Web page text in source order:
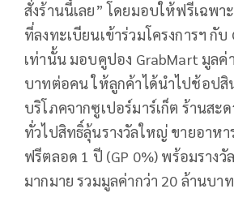
สั่งร้านนี้เลย” โดยมอบให้ฟรีเฉพา
ที่ลงทะเบียนเข้าร่วมโครงการฯ กับ
เท่านั้น มอบคูปอง GrabMart มูลค่
บาทต่อคน ให้ลูกค้าได้นำไปช้อปสิ
บริโภคจากซูเปอร์มาร์เก็ต ร้านสะ
ทั่วไปสิทธิ์ลุ้นรางวัลใหญ่ ขายอาหา
ฟรีตลอด 1 ปี (GP 0%) พร้อมราง
มากมาย รวมมูลค่ากว่า 20 ล้านบาท